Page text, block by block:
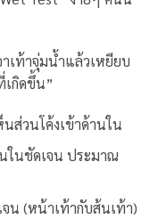
เท้าจุ่มน้ำแล้วเหยียบ
กิดขึ้น”
ส่วนโค้งเข้าด้านใน
ในชัดเจน ประมาณ
น (หน้าเท้ากับส้นเท้า)